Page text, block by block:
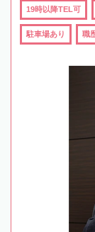
19時以降TEL可
駐車場あり 職